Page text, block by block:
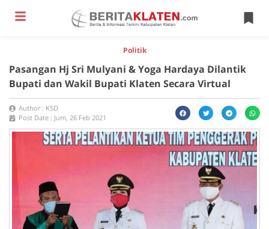
Politik
Pasangan Hj Sri Mulyani & Yoga Hardaya Dilantik
Bupati dan Wakil Bupati Klaten Secara Virtual
Author : KSD
Post Date : Jum, 26 Feb 2021